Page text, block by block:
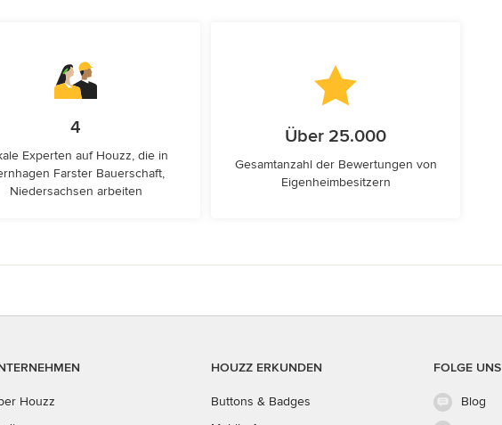
4
Experten auf Houzz, die in
Farster Bauerschaft,
Niedersachsen arbeiten
Über 25.000
Gesamtanzahl der Bewertungen von
Eigenheimbesitzern
Houzz
HOUZZ ERKUNDEN
Buttons & Badges
FOLGE UNS
Blog